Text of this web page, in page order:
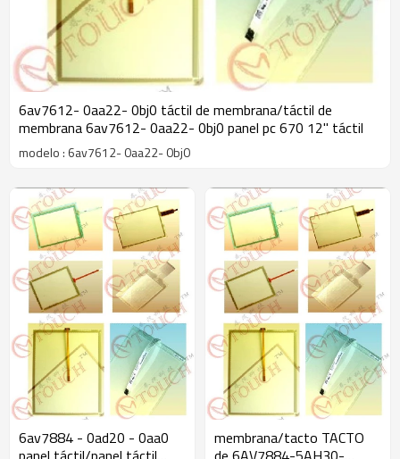
6av7612- 0aa22- 0bj0 táctil de membrana/táctil de
membrana 6av7612- 0aa22- 0bj0 panel pc 670 12" táctil
modelo : 6av7612- 0aa22- 0bj0
6av7884 - 0ad20 - 0aa0
membrana/tacto TACTO